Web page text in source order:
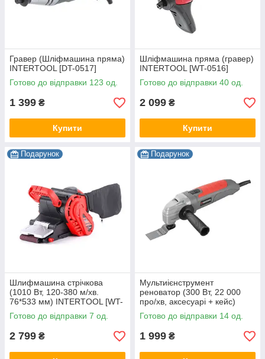
Гравер (Шліфмашина пряма)
INTERTOOL [DT-0517]
Готово до відправки 123 од.
1 399 ₴
Купити
Шліфмашина пряма (гравер)
INTERTOOL [WT-0516]
Готово до відправки 40 од.
2 099 ₴
Купити
Подарунок
Шлифмашина стрічкова
(1010 Вт, 120-380 м/хв.
76*533 мм) INTERTOOL [WT-
0530]
Готово до відправки 7 од.
2 799 ₴
Подарунок
Мультиієнструмент
реноватор (300 Вт, 22 000
про/хв, аксесуарі + кейс)
INTERTOOL [DT-0523]
Готово до відправки 14 од.
1 999 ₴